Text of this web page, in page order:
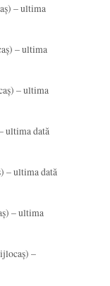
– ultima
– ultima
– ultima
ultima dată
– ultima dată
– ultima
–